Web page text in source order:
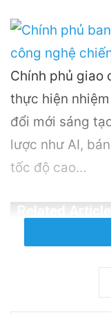
Chính phủ giao
thực hiện
đổi mới sáng
lược như AI,
tốc độ cao…